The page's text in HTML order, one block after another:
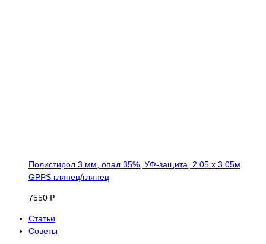
Полистирол 3 мм, опал 35%, УФ-защита, 2.05 х 3.05м
GPPS глянец/глянец
7550 ₽
Статьи
Советы